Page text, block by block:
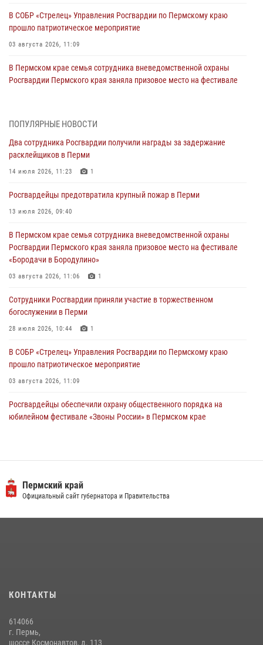
В СОБР «Стрелец» Управления Росгвардии по Пермскому краю
прошло патриотическое мероприятие
03 августа 2026, 11:09
В Пермском крае семья сотрудника вневедомственной охраны
Росгвардии Пермского края заняла призовое место на фестивале
юных спортсменов
03 августа 2026, 10:59
30 июля 2026, 05:19
богослужении в Перми
28 июля 2026, 10:44
Росгвардейцы оказали силовую поддержку при задержании
28 июля 2026, 06:15
ПОПУЛЯРНЫЕ НОВОСТИ
Два сотрудника Росгвардии получили награды за задержание
расклейщиков в Перми
14 июля 2026, 11:23 1
Росгвардейцы предотвратила крупный пожар в Перми
13 июля 2026, 09:40
В Пермском крае семья сотрудника вневедомственной охраны
Росгвардии Пермского края заняла призовое место на фестивале
«Бородачи в Бородулино»
03 августа 2026, 11:06 1
Сотрудники Росгвардии приняли участие в торжественном
богослужении в Перми
28 июля 2026, 10:44 1
В СОБР «Стрелец» Управления Росгвардии по Пермскому краю
прошло патриотическое мероприятие
03 августа 2026, 11:09
Росгвардейцы обеспечили охрану общественного порядка на
юбилейном фестивале «Звоны России» в Пермском крае
ветеринарно-санитарной службы с годовщиной образования
13 июля 2026, 10:43
24 июля 2026, 08:45
Пермский край
Официальный сайт губернатора и Правительства
КОНТАКТЫ
614066
г. Пермь,
шоссе Космонавтов, д. 113